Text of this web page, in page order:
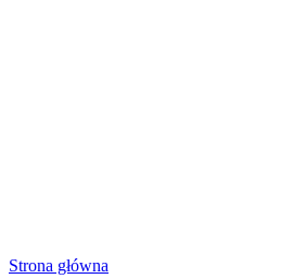
Strona główna